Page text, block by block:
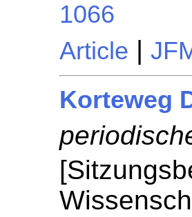
1066
Article |
Korteweg